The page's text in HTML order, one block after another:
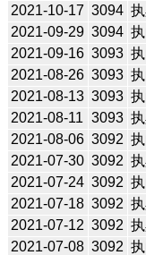
2021-10-17 3094
2021-09-29 3094
2021-09-16 3093
2021-08-26 3093
2021-08-13 3093
2021-08-11 3093
2021-08-06 3092
2021-07-30 3092
2021-07-24 3092
2021-07-18 3092
2021-07-12 3092
2021-07-08 3092